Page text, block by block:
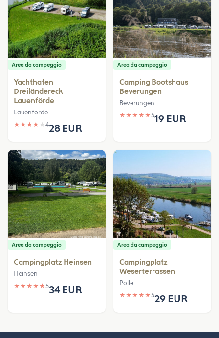
Area da campeggio
Yachthafen
Dreiländereck
Lauenförde
Lauenförde
★ ★ ★ ★ ★ 428 EUR
Area da campeggio
Camping Bootshaus
Beverungen
Beverungen
★ ★ ★ ★ ★519 EUR
Area da campeggio
Campingplatz Heinsen
Heinsen
★ ★ ★ ★ ★534 EUR
Area da campeggio
Campingplatz
Weserterrassen
Polle
★ ★ ★ ★ ★529 EUR